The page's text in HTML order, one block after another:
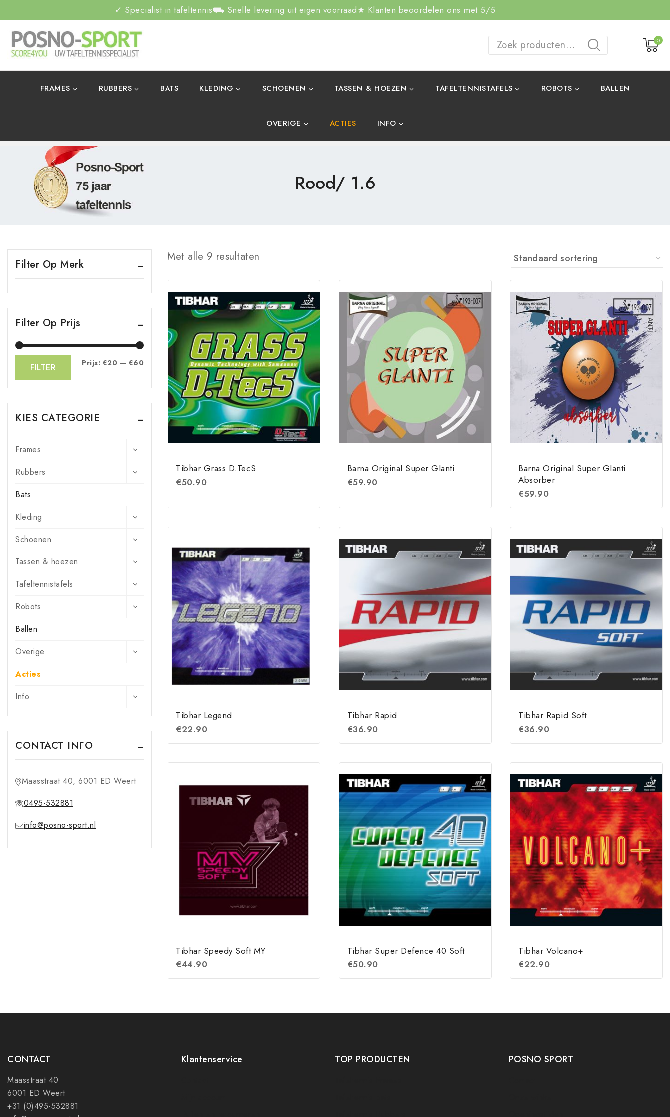
✓ Specialist in tafeltennis⛟ Snelle levering uit eigen voorraad★ Klanten beoordelen ons met 5/5
ZOEKEN
0
FRAMES RUBBERS BATS KLEDING SCHOENEN TASSEN & HOEZEN TAFELTENNISTAFELS ROBOTS BALLEN
OVERIGE ACTIES INFO
Rood/ 1.6
Met alle 9 resultaten
Tibhar Grass D.TecS
€50.90
Barna Original Super Glanti
€59.90
Barna Original Super Glanti
Absorber
€59.90
Tibhar Legend
€22.90
Tibhar Rapid
€36.90
Tibhar Rapid Soft
€36.90
Tibhar Speedy Soft MY
€44.90
Tibhar Super Defence 40 Soft
€50.90
Tibhar Volcano+
€22.90
Filter Op Merk
Filter Op Prijs
FILTER Prijs: €20 — €60
KIES CATEGORIE
Frames
Rubbers
Bats
Kleding
Schoenen
Tassen & hoezen
Tafeltennistafels
Robots
Ballen
Overige
Acties
Info
CONTACT INFO
Maasstraat 40, 6001 ED Weert
0495-532881
info@posno-sport.nl
CONTACT
Maasstraat 40
6001 ED Weert
+31 (0)495-532881
Klantenservice TOP PRODUCTEN POSNO SPORT